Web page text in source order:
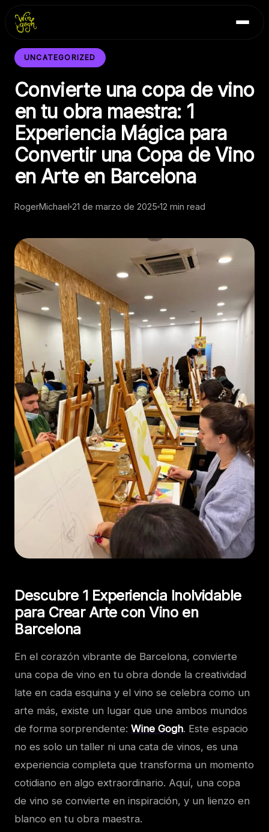
Inicio
Blog
Contacto
UNCATEGORIZED
Convierte una copa de vino
en tu obra maestra: 1
Experiencia Mágica para
Convertir una Copa de Vino
en Arte en Barcelona
RogerMichael 21 de marzo de 2025 12 min read
Descubre 1 Experiencia Inolvidable
para Crear Arte con Vino en
Barcelona
En el corazón vibrante de Barcelona, convierte
una copa de vino en tu obra donde la creatividad
late en cada esquina y el vino se celebra como un
arte más, existe un lugar que une ambos mundos
de forma sorprendente: Wine Gogh. Este espacio
no es solo un taller ni una cata de vinos, es una
experiencia completa que transforma un momento
cotidiano en algo extraordinario. Aquí, una copa
de vino se convierte en inspiración, y un lienzo en
blanco en tu obra maestra.